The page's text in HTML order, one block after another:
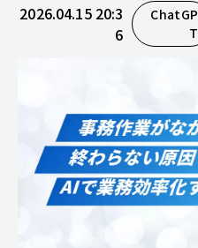
システム開発
ホームページ制作
CONTENT
料金表
企業案内
会社概要
採用情報
お知らせ
PRODUCTS
運営サービス
2026.04.15 20:3
6
ChatGP
T